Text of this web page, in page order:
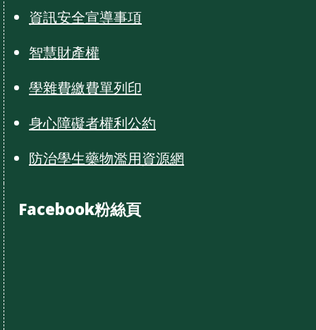
資訊安全宣導事項
智慧財產權
學雜費繳費單列印
身心障礙者權利公約
防治學生藥物濫用資源網
Facebook粉絲頁